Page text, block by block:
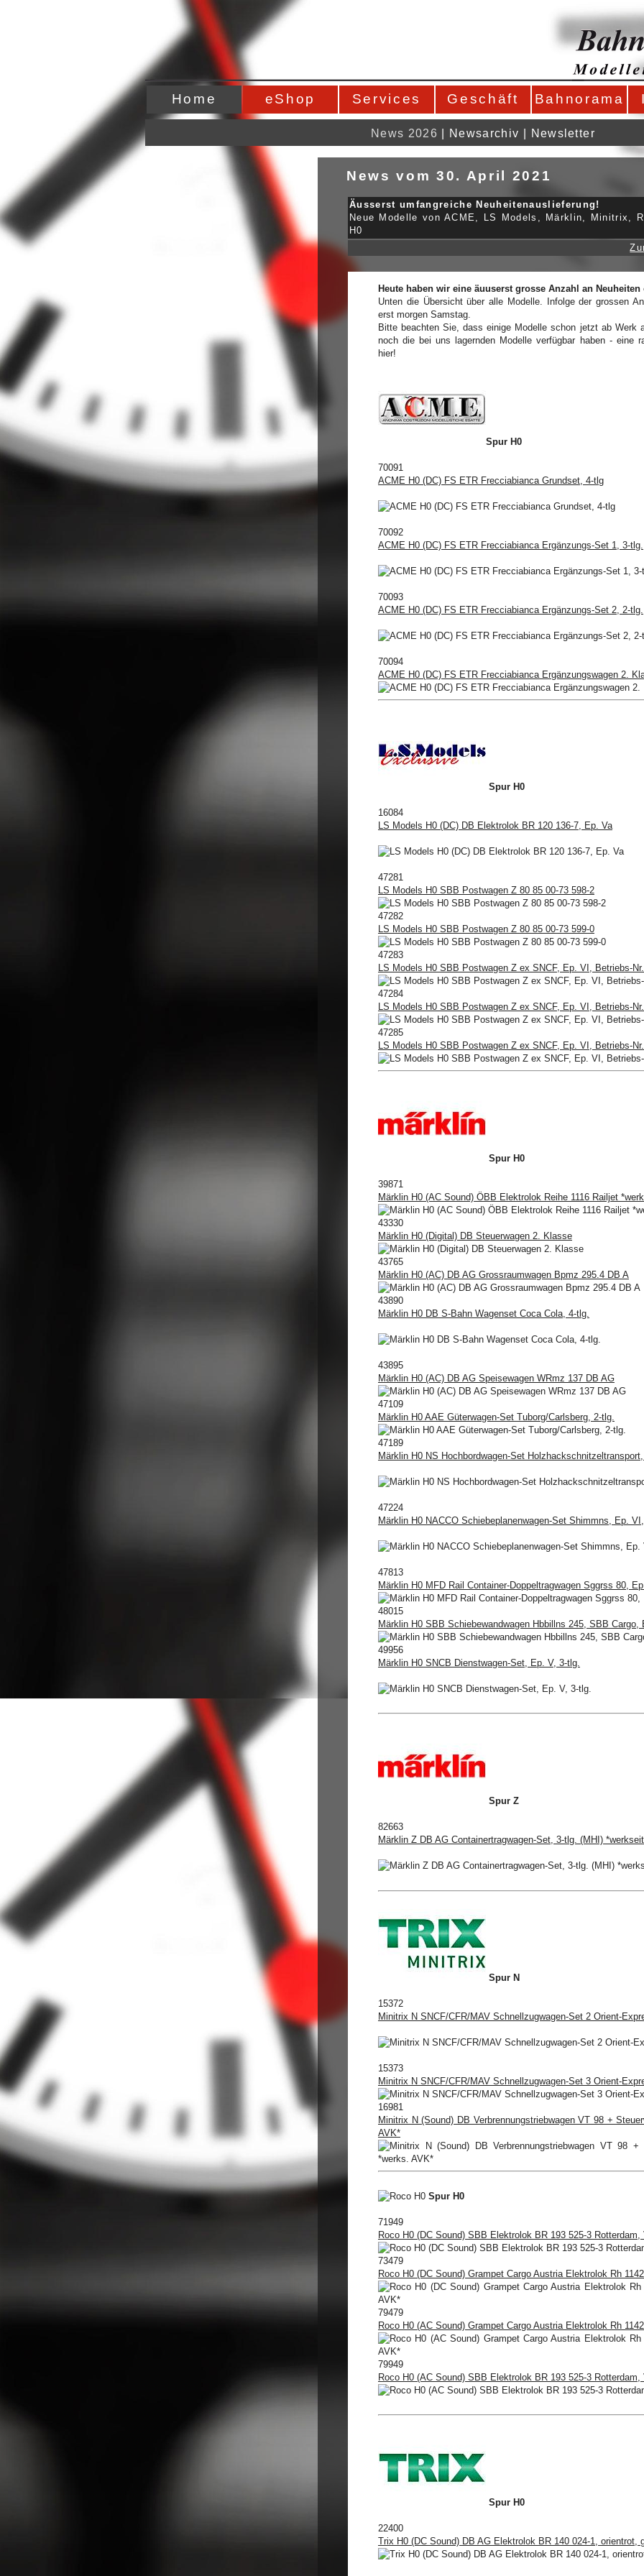
Home eShop Services Geschäft Bahnorama
News 2026 Newsarchiv Newsletter
News vom 30. April 2021
Äusserst umfangreiche Neuheitenauslieferung!
Neue Modelle von ACME, LS Models, Märklin, Minitrix,
H0
Heute haben wir eine äuuserst grosse Anzahl an Neuheiten
Unten die Übersicht über alle Modelle. Infolge der grossen
erst morgen Samstag.
Bitte beachten Sie, dass einige Modelle schon jetzt ab Werk
noch die bei uns lagernden Modelle verfügbar haben - eine
hier!
Spur H0
70091
ACME H0 (DC) FS ETR Frecciabianca Grundset, 4-tlg
70092
ACME H0 (DC) FS ETR Frecciabianca Ergänzungs-Set 1, 3-tlg.
70093
ACME H0 (DC) FS ETR Frecciabianca Ergänzungs-Set 2, 2-tlg.
70094
ACME H0 (DC) FS ETR Frecciabianca Ergänzungswagen 2.
Spur H0
16084
LS Models H0 (DC) DB Elektrolok BR 120 136-7, Ep. Va
47281
LS Models H0 SBB Postwagen Z 80 85 00-73 598-2
47282
LS Models H0 SBB Postwagen Z 80 85 00-73 599-0
47283
LS Models H0 SBB Postwagen Z ex SNCF, Ep. VI, Betriebs-
47284
LS Models H0 SBB Postwagen Z ex SNCF, Ep. VI, Betriebs-
47285
LS Models H0 SBB Postwagen Z ex SNCF, Ep. VI, Betriebs-
Spur H0
39871
Märklin H0 (AC Sound) ÖBB Elektrolok Reihe 1116 Railjet
43330
Märklin H0 (Digital) DB Steuerwagen 2. Klasse
43765
Märklin H0 (AC) DB AG Grossraumwagen Bpmz 295.4 DB A
43890
Märklin H0 DB S-Bahn Wagenset Coca Cola, 4-tlg.
43895
Märklin H0 (AC) DB AG Speisewagen WRmz 137 DB AG
47109
Märklin H0 AAE Güterwagen-Set Tuborg/Carlsberg, 2-tlg.
47189
Märklin H0 NS Hochbordwagen-Set
47224
Märklin H0 NACCO Schiebeplanenwagen-Set Shimmns, Ep.
47813
Märklin H0 MFD Rail Container-Doppeltragwagen Sggrss 80,
48015
Märklin H0 SBB Schiebewandwagen Hbbillns 245, SBB Cargo,
49956
Märklin H0 SNCB Dienstwagen-Set, Ep. V, 3-tlg.
Spur Z
82663
Märklin Z DB AG Containertragwagen-Set, 3-tlg. (MHI)
Spur N
15372
Minitrix N SNCF/CFR/MAV Schnellzugwagen-Set 2 Orient-
15373
Minitrix N SNCF/CFR/MAV Schnellzugwagen-Set 3 Orient-
16981
Minitrix N (Sound) DB Verbrennungstriebwagen VT 98 +
AVK*
Spur H0
71949
Roco H0 (DC Sound) SBB Elektrolok BR 193 525-3
73479
Roco H0 (DC Sound) Grampet Cargo Austria Elektrolok Rh
79479
Roco H0 (AC Sound) Grampet Cargo Austria Elektrolok Rh
79949
Roco H0 (AC Sound) SBB Elektrolok BR 193 525-3
Spur H0
22400
Trix H0 (DC Sound) DB AG Elektrolok BR 140 024-1, orientrot,